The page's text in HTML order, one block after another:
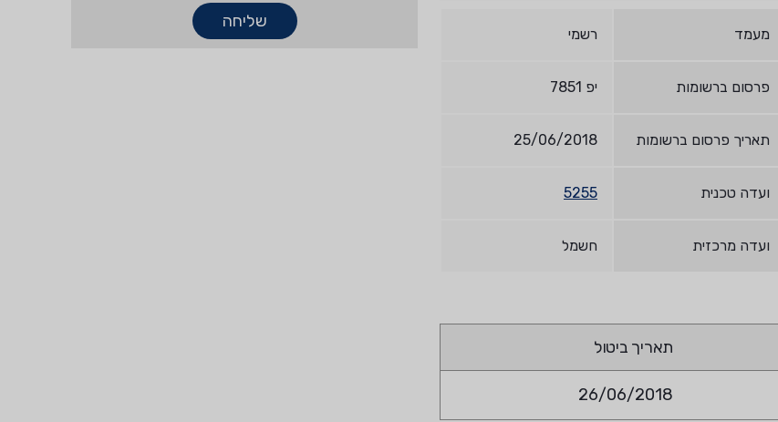
מעמד רשמי
פרסום ברשומות יפ 7851
תאריך פרסום ברשומות 25/06/2018
ועדה טכנית 5255
ועדה מרכזית חשמל
תאריך ביטול
26/06/2018
שליחה